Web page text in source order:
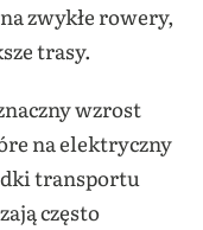
zwykłe rowery,
trasy.
wzrost
na elektryczny
transportu
często